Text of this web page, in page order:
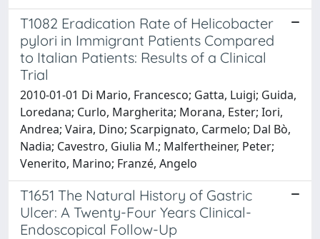
T1082 Eradication Rate of Helicobacter
pylori in Immigrant Patients Compared
to Italian Patients: Results of a Clinical
Trial
2010-01-01 Di Mario, Francesco; Gatta, Luigi; Guida,
Loredana; Curlo, Margherita; Morana, Ester; Iori,
Andrea; Vaira, Dino; Scarpignato, Carmelo; Dal Bò,
Nadia; Cavestro, Giulia M.; Malfertheiner, Peter;
Venerito, Marino; Franzé, Angelo
T1651 The Natural History of Gastric
Ulcer: A Twenty-Four Years Clinical-
Endoscopical Follow-Up